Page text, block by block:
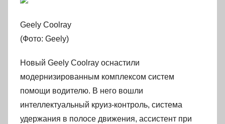
Geely Coolray
(Фото: Geely)
Новый Geely Coolray оснастили
модернизированным комплексом систем
помощи водителю. В него вошли
интеллектуальный круиз-контроль, система
удержания в полосе движения, ассистент при